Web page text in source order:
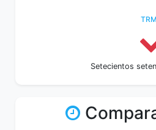
TRM
Setecientos